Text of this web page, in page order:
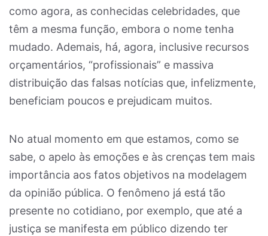
como agora, as conhecidas celebridades, que
têm a mesma função, embora o nome tenha
mudado. Ademais, há, agora, inclusive recursos
orçamentários, “profissionais” e massiva
distribuição das falsas notícias que, infelizmente,
beneficiam poucos e prejudicam muitos.
No atual momento em que estamos, como se
sabe, o apelo às emoções e às crenças tem mais
importância aos fatos objetivos na modelagem
da opinião pública. O fenômeno já está tão
presente no cotidiano, por exemplo, que até a
justiça se manifesta em público dizendo ter